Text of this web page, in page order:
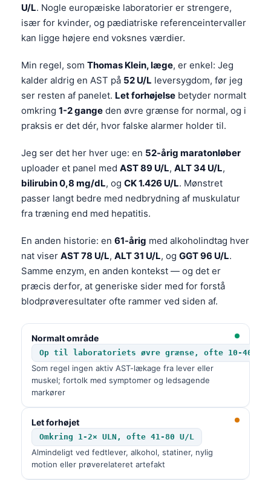
U/L. Nogle europæiske laboratorier er strengere,
især for kvinder, og pædiatriske referenceintervaller
kan ligge højere end voksnes værdier.
Min regel, som Thomas Klein, læge, er enkel: Jeg
kalder aldrig en AST på 52 U/L leversygdom, før jeg
ser resten af panelet. Let forhøjelse betyder normalt
omkring 1-2 gange den øvre grænse for normal, og i
praksis er det dér, hvor falske alarmer holder til.
Jeg ser det her hver uge: en 52-årig maratonløber
uploader et panel med AST 89 U/L, ALT 34 U/L,
bilirubin 0,8 mg/dL, og CK 1.426 U/L. Mønstret
passer langt bedre med nedbrydning af muskulatur
fra træning end med hepatitis.
En anden historie: en 61-årig med alkoholindtag hver
nat viser AST 78 U/L, ALT 31 U/L, og GGT 96 U/L.
Samme enzym, en anden kontekst — og det er
præcis derfor, at generiske sider med for forstå
blodprøveresultater ofte rammer ved siden af.
Normalt område
Op til laboratoriets øvre grænse, ofte 10-40 U/L
Som regel ingen aktiv AST-lækage fra lever eller
muskel; fortolk med symptomer og ledsagende
markører
Let forhøjet
Omkring 1-2× ULN, ofte 41-80 U/L
Almindeligt ved fedtlever, alkohol, statiner, nylig
motion eller prøverelateret artefakt